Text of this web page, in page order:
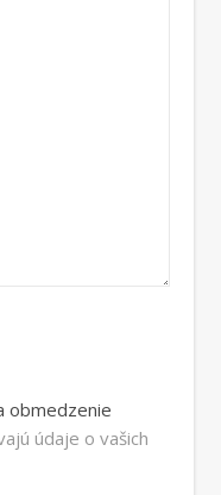
obmedzenie
údaje o vašich